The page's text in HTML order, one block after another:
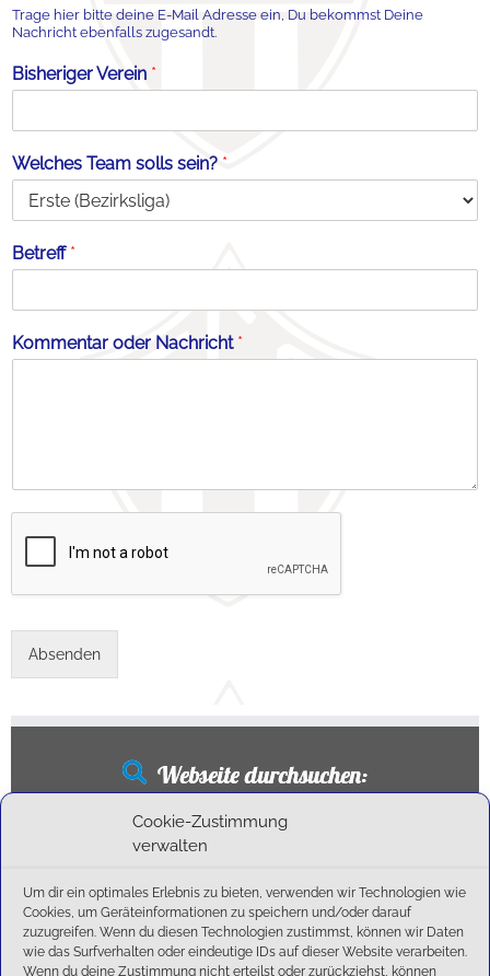
Cookie-Zustimmung
verwalten
Um dir ein optimales Erlebnis zu bieten, verwenden wir Technologien wie
Cookies, um Geräteinformationen zu speichern und/oder darauf
zuzugreifen. Wenn du diesen Technologien zustimmst, können wir Daten
wie das Surfverhalten oder eindeutige IDs auf dieser Website verarbeiten.
Wenn du deine Zustimmung nicht erteilst oder zurückziehst, können
Trage hier bitte deine E-Mail Adresse ein, Du bekommst Deine
Nachricht ebenfalls zugesandt.
Bisheriger Verein *
Welches Team solls sein? *
Betreff *
Kommentar oder Nachricht *
Absenden
Webseite durchsuchen:
Neueste Beiträge
Ballschule erweitert!